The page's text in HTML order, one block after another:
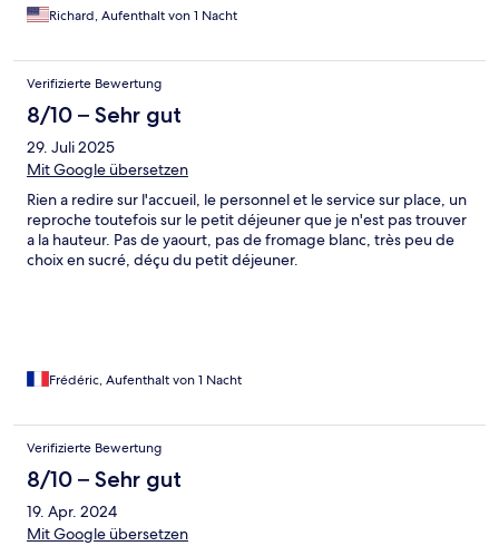
Richard, Aufenthalt von 1 Nacht
Verifizierte Bewertung
8/10 – Sehr gut
29. Juli 2025
Mit Google übersetzen
Rien a redire sur l'accueil, le personnel et le service sur place, un
reproche toutefois sur le petit déjeuner que je n'est pas trouver
a la hauteur. Pas de yaourt, pas de fromage blanc, très peu de
choix en sucré, déçu du petit déjeuner.
Frédéric, Aufenthalt von 1 Nacht
Verifizierte Bewertung
8/10 – Sehr gut
19. Apr. 2024
Mit Google übersetzen